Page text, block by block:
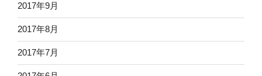
2017年9月
2017年8月
2017年7月